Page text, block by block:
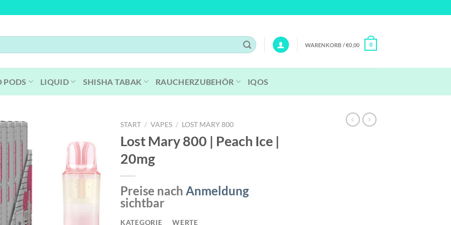
WARENKORB /€0,00 0
PODS LIQUID SHISHA TABAK RAUCHERZUBEHÖR IQOS
START / VAPES / LOST MARY 800
Lost Mary 800 | Peach Ice |
20mg
Preise nach Anmeldung
sichtbar
KATEGORIE
WERTE